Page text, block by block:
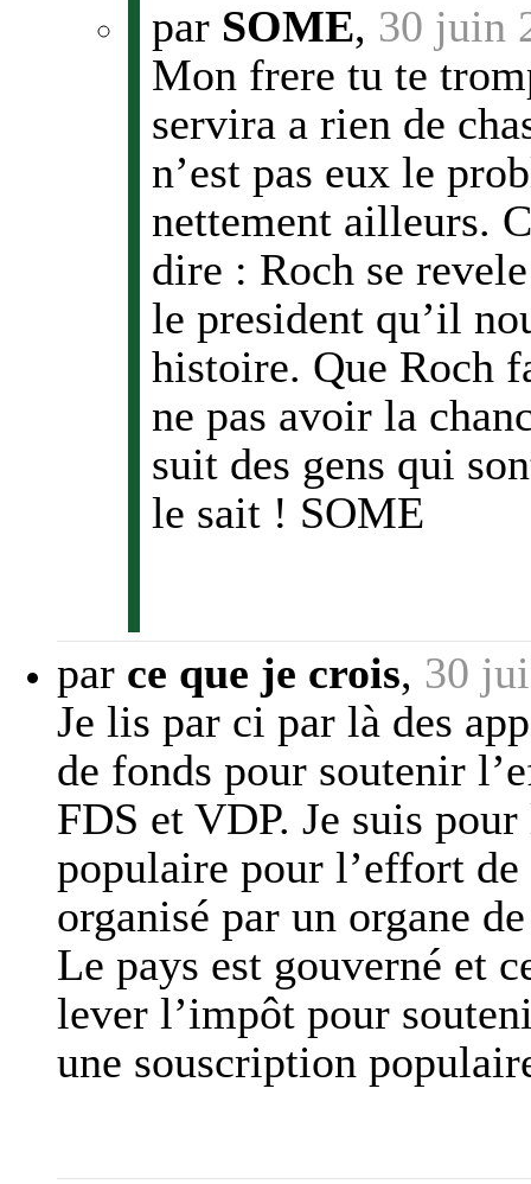
par SOME, 30 juin
Mon frere tu te
servira a rien de
n’est pas eux le
nettement ailleurs.
dire : Roch se
le president qu’il
histoire. Que Roch
ne pas avoir la
suit des gens qui
le sait ! SOME
par ce que je crois, 30
Je lis par ci par là des
de fonds pour soutenir
FDS et VDP. Je suis
populaire pour l’effort
organisé par un organe
Le pays est gouverné et
lever l’impôt pour
une souscription